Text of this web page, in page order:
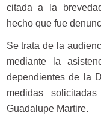
citada a la
hecho que fue
Se trata de la
mediante la
dependientes de la
medidas
Guadalupe Martire.